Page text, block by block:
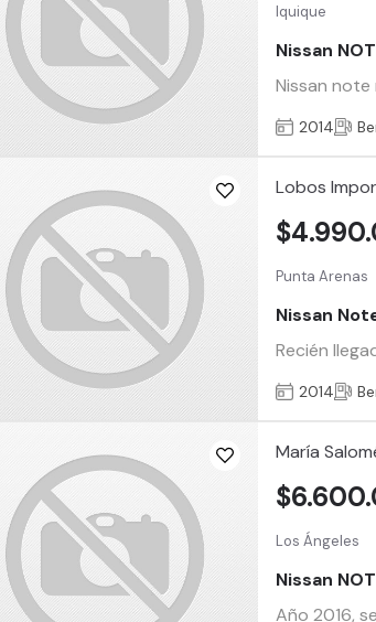
Iquique
Nissan
Nissan
2014
Lobos
Punta Arenas
Nissan
Recién
2014
María
Los Ángeles
Nissan
Año 2016,